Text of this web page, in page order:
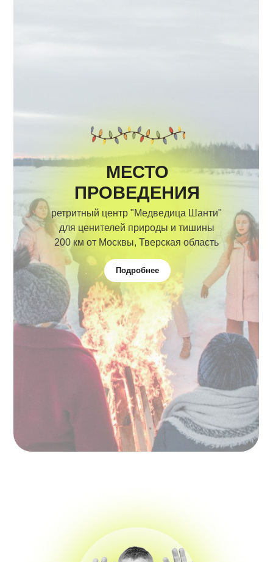
ретритный центр "Медведица Шанти"
для ценителей природы и тишины
200 км от Москвы, Тверская область
МЕСТО
ПРОВЕДЕНИЯ
Подробнее